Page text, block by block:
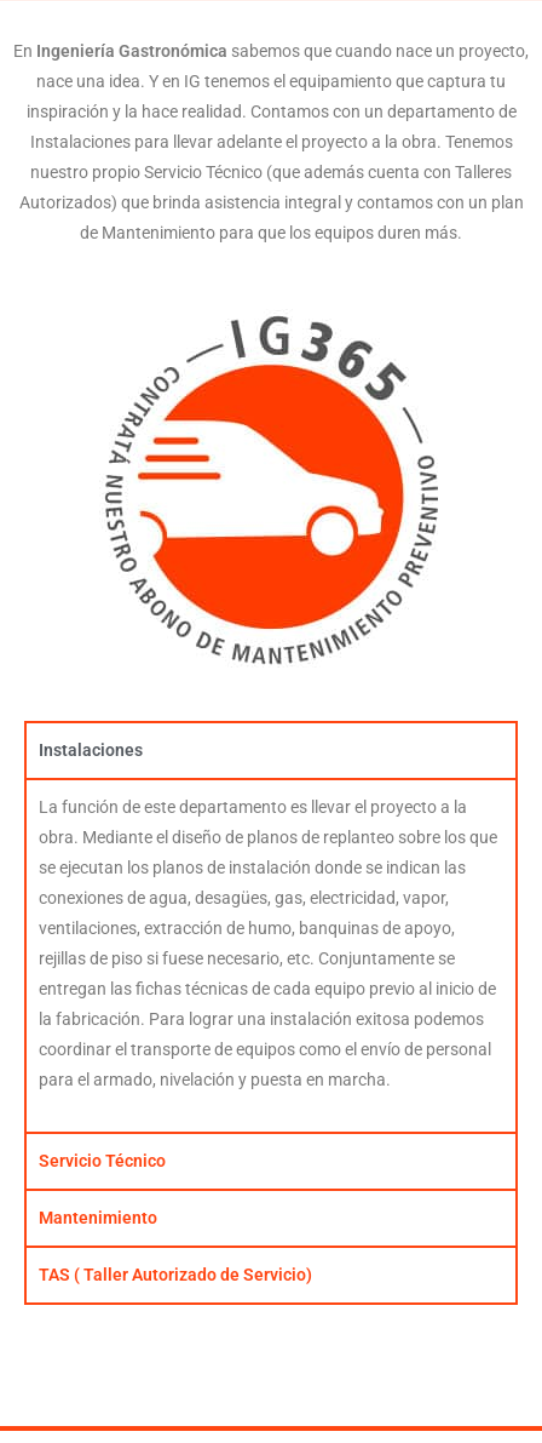
En Ingeniería Gastronómica sabemos que cuando nace un proyecto,
nace una idea. Y en IG tenemos el equipamiento que captura tu
inspiración y la hace realidad. Contamos con un departamento de
Instalaciones para llevar adelante el proyecto a la obra. Tenemos
nuestro propio Servicio Técnico (que además cuenta con Talleres
Autorizados) que brinda asistencia integral y contamos con un plan
de Mantenimiento para que los equipos duren más.
Instalaciones
La función de este departamento es llevar el proyecto a la
obra. Mediante el diseño de planos de replanteo sobre los que
se ejecutan los planos de instalación donde se indican las
conexiones de agua, desagües, gas, electricidad, vapor,
ventilaciones, extracción de humo, banquinas de apoyo,
rejillas de piso si fuese necesario, etc. Conjuntamente se
entregan las fichas técnicas de cada equipo previo al inicio de
la fabricación. Para lograr una instalación exitosa podemos
coordinar el transporte de equipos como el envío de personal
para el armado, nivelación y puesta en marcha.
Servicio Técnico
Mantenimiento
TAS ( Taller Autorizado de Servicio)